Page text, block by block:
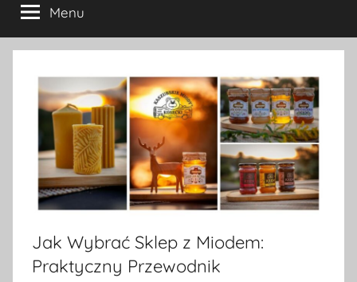
Menu
Jak Wybrać Sklep z Miodem:
Praktyczny Przewodnik